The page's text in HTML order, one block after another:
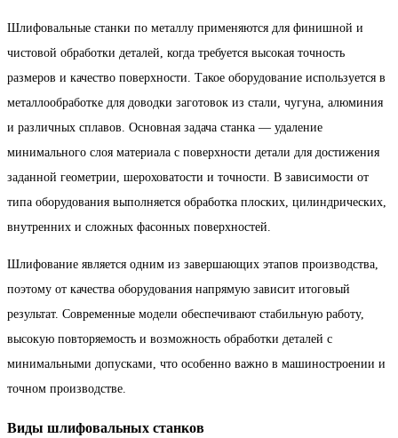
Шлифовальные станки по металлу применяются для финишной и
чистовой обработки деталей, когда требуется высокая точность
размеров и качество поверхности. Такое оборудование используется в
металлообработке для доводки заготовок из стали, чугуна, алюминия
и различных сплавов. Основная задача станка — удаление
минимального слоя материала с поверхности детали для достижения
заданной геометрии, шероховатости и точности. В зависимости от
типа оборудования выполняется обработка плоских, цилиндрических,
внутренних и сложных фасонных поверхностей.
Шлифование является одним из завершающих этапов производства,
поэтому от качества оборудования напрямую зависит итоговый
результат. Современные модели обеспечивают стабильную работу,
высокую повторяемость и возможность обработки деталей с
минимальными допусками, что особенно важно в машиностроении и
точном производстве.
Виды шлифовальных станков